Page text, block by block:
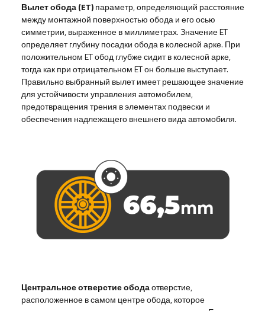
Вылет обода (ET)параметр, определяющий расстояние
между монтажной поверхностью обода и его осью
симметрии, выраженное в миллиметрах. Значение ET
определяет глубину посадки обода в колесной арке. При
положительном ET обод глубже сидит в колесной арке,
тогда как при отрицательном ET он больше выступает.
Правильно выбранный вылет имеет решающее значение
для устойчивости управления автомобилем,
предотвращения трения в элементах подвески и
обеспечения надлежащего внешнего вида автомобиля.
Центральное отверстие ободаотверстие,
расположенное в самом центре обода, которое